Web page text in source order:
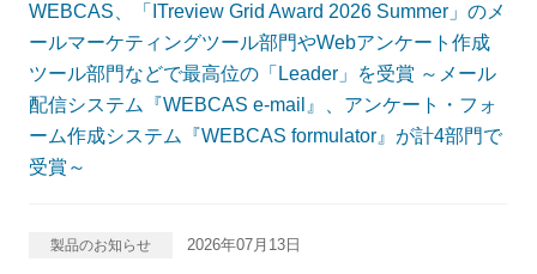
WEBCAS、「ITreview Grid Award 2026 Summer」のメ
ールマーケティングツール部門やWebアンケート作成
ツール部門などで最高位の「Leader」を受賞 ～メール
配信システム『WEBCAS e-mail』、アンケート・フォ
ーム作成システム『WEBCAS formulator』が計4部門で
受賞～
製品のお知らせ 2026年07月13日